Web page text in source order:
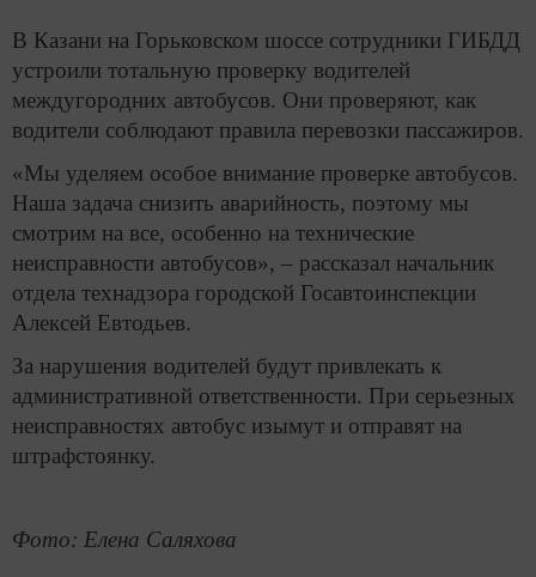
В Казани на Горьковском шоссе сотрудники ГИБДД
устроили тотальную проверку водителей
междугородних автобусов. Они проверяют, как
водители соблюдают правила перевозки пассажиров.
«Мы уделяем особое внимание проверке автобусов.
Наша задача снизить аварийность, поэтому мы
смотрим на все, особенно на технические
неисправности автобусов», – рассказал начальник
отдела технадзора городской Госавтоинспекции
Алексей Евтодьев.
За нарушения водителей будут привлекать к
административной ответственности. При серьезных
неисправностях автобус изымут и отправят на
штрафстоянку.
Фото: Елена Саляхова